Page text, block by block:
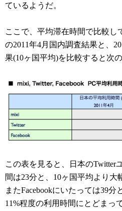
ているようだ。
ここで、平均滞在時間で比較し
の2011年4月国内調査結果と、
果(10ヶ国平均)を比較すると次
この表を見ると、日本のTwitter
間は23分と、10ヶ国平均より大
またFacebookにいたっては39
11%程度の利用時間にとどまっ